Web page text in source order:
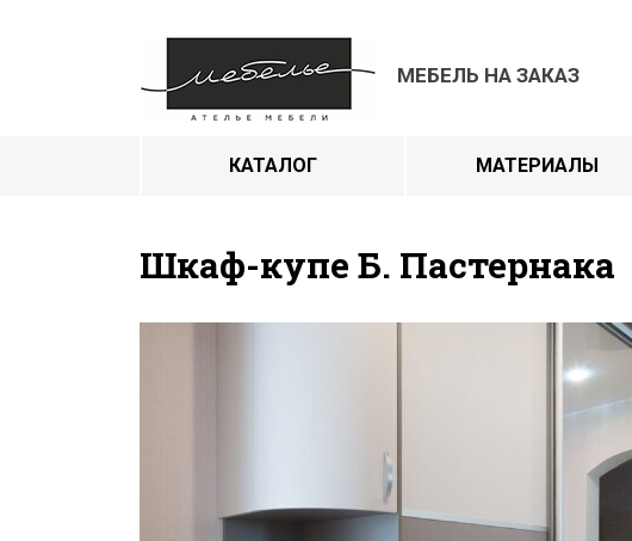
МЕБЕЛЬ НА ЗАКАЗ
КАТАЛОГ МАТЕРИАЛЫ
Шкаф-купе Б. Пастернака